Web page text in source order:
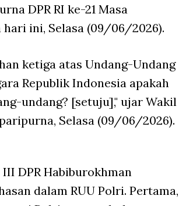
DPR RI ke-21 Masa
hari ini, Selasa (09/06/2026).
ketiga atas Undang-Undang
Republik Indonesia apakah
undang? [setuju]," ujar Wakil
Selasa (09/06/2026).
DPR Habiburokhman
dalam RUU Polri. Pertama,